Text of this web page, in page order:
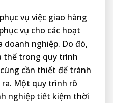
vụ việc giao hàng
vụ cho các hoạt
doanh nghiệp. Do đó,
thể trong quy trình
cần thiết để tránh
Một quy trình rõ
nghiệp tiết kiệm thời